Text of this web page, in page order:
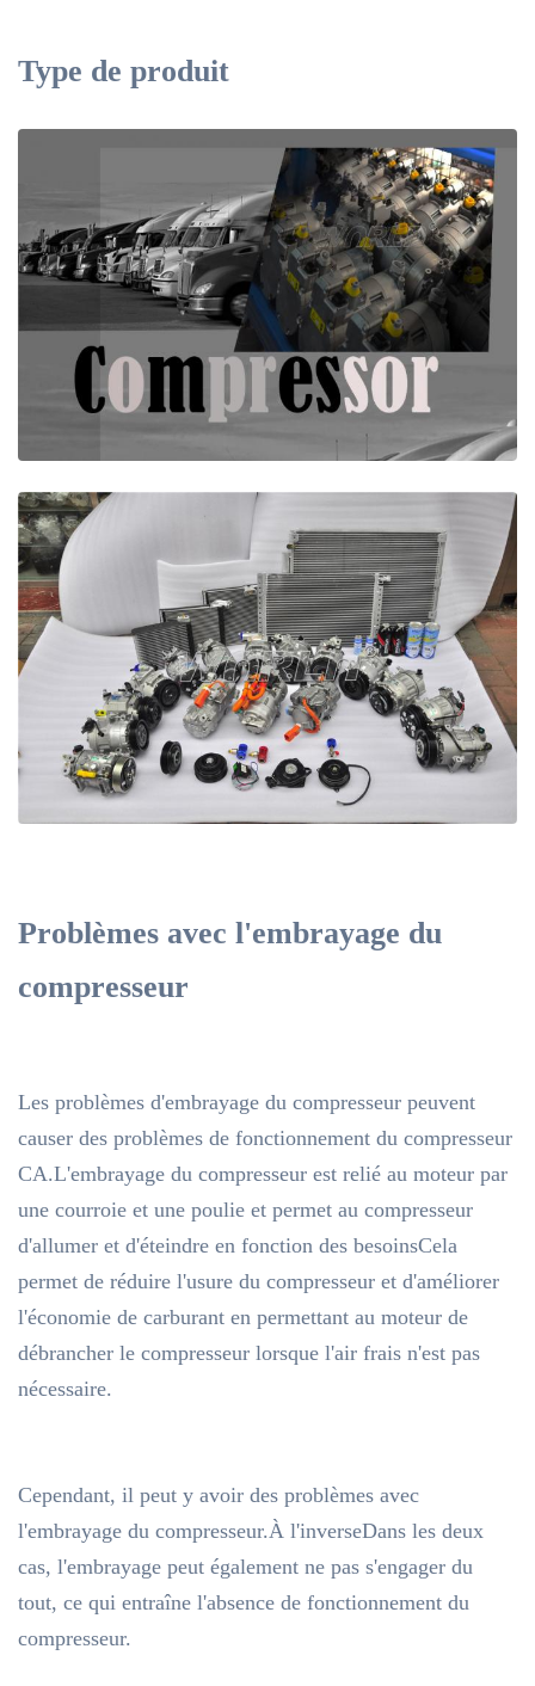
Type de produit
Problèmes avec l'embrayage du
compresseur
Les problèmes d'embrayage du compresseur peuvent
causer des problèmes de fonctionnement du compresseur
CA.L'embrayage du compresseur est relié au moteur par
une courroie et une poulie et permet au compresseur
d'allumer et d'éteindre en fonction des besoinsCela
permet de réduire l'usure du compresseur et d'améliorer
l'économie de carburant en permettant au moteur de
débrancher le compresseur lorsque l'air frais n'est pas
nécessaire.
Cependant, il peut y avoir des problèmes avec
l'embrayage du compresseur.À l'inverseDans les deux
cas, l'embrayage peut également ne pas s'engager du
tout, ce qui entraîne l'absence de fonctionnement du
compresseur.